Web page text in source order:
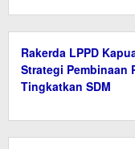
Rakerda LPPD
Strategi Pembinaan
Tingkatkan SDM